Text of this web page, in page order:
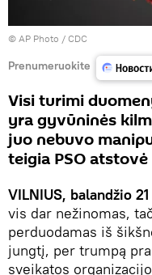
© AP Photo / CDC
Prenumeruokite
Visi turimi
yra gyvūninės
juo nebuvo
teigia PSO atstovė
VILNIUS, balandžio
vis dar nežinomas,
perduodamas iš
jungtį, per trumpą
sveikatos